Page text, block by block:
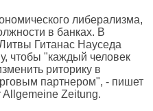
либерализма,
в банках. В
Гитанас Науседа
чтобы "каждый человек
риторику в
партнером", - пишет
Allgemeine Zeitung.